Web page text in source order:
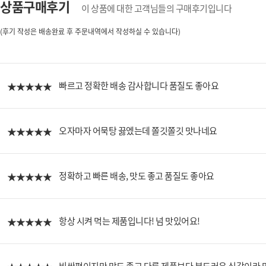
상품구매후기 이 상품에 대한 고객님들의 구매후기입니다
(후기 작성은 배송완료 후 주문내역에서 작성하실 수 있습니다)
빠르고 정확한 배송 감사합니다 품질도 좋아요
오자마자 어묵탕 끓엤는데 쫄깃쫄깃 맛나네요
정확하고 빠른 배송, 맛도 좋고 품질도 좋아요
항상 시켜 먹는 제품입니다! 넘 맛있어요!